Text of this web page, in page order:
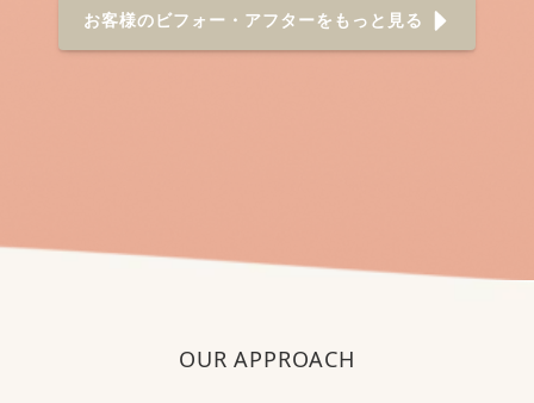
お客様のビフォー・アフターをもっと見る
OUR APPROACH